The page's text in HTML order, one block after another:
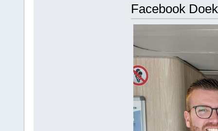
Facebook